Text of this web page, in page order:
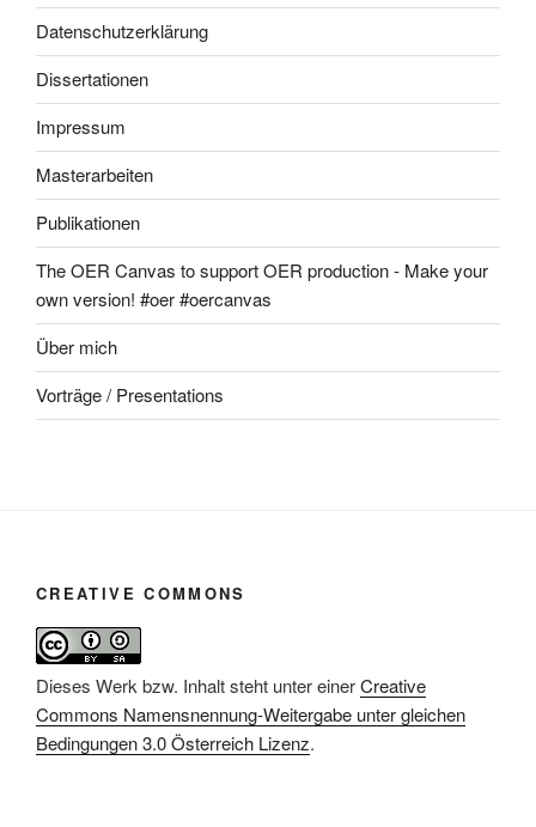
Datenschutzerklärung
Dissertationen
Impressum
Masterarbeiten
Publikationen
The OER Canvas to support OER production - Make your
own version! #oer #oercanvas
Über mich
Vorträge / Presentations
CREATIVE COMMONS
Dieses Werk bzw. Inhalt steht unter einerCreative
Commons Namensnennung-Weitergabe unter gleichen
Bedingungen 3.0 Österreich Lizenz.